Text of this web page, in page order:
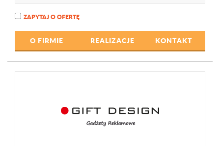
ZAPYTAJ O OFERTĘ
O FIRMIE REALIZACJE KONTAKT